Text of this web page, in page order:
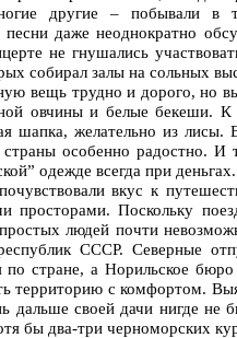
другие – побывали
песни даже неоднократно
не гнушались
собирал залы на сольных
вещь трудно и дорого, но
овчины и белые бекеши.
шапка, желательно из лисы.
особенно радостно. И
одежде всегда при деньгах.
вкус к
просторами. Поскольку
людей почти
СССР. Северные
по стране, а Норильское
территорию с комфортом.
дальше своей дачи нигде не
бы два-три черноморских